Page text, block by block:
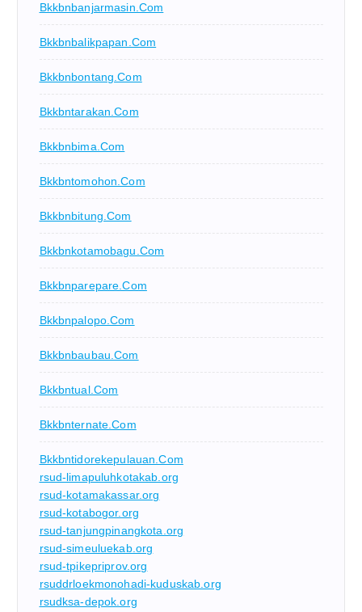
Bkkbnbanjarmasin.com
Bkkbnbalikpapan.com
Bkkbnbontang.com
Bkkbntarakan.com
Bkkbnbima.com
Bkkbntomohon.com
Bkkbnbitung.com
Bkkbnkotamobagu.com
Bkkbnparepare.com
Bkkbnpalopo.com
Bkkbnbaubau.com
Bkkbntual.com
Bkkbnternate.com
Bkkbntidorekepulauan.com
rsud-limapuluhkotakab.org
rsud-kotamakassar.org
rsud-kotabogor.org
rsud-tanjungpinangkota.org
rsud-simeuluekab.org
rsud-tpikepriprov.org
rsuddrloekmonohadi-kuduskab.org
rsudksa-depok.org